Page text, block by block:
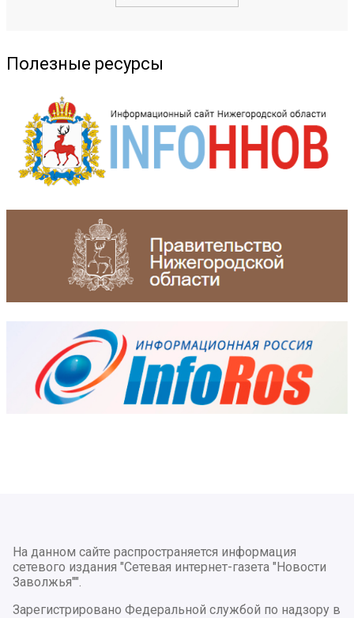
Полезные ресурсы
На данном сайте распространяется информация
сетевого издания "Сетевая интернет-газета "Новости
Заволжья"".
Зарегистрировано Федеральной службой по надзору в